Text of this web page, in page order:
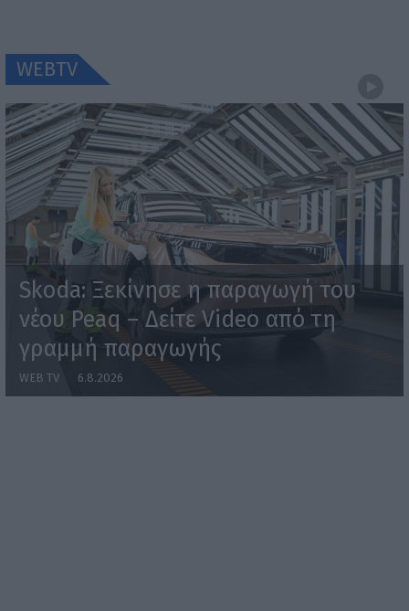
WEBTV
Skoda: Ξεκίνησε η παραγωγή του
νέου Peaq – Δείτε Video από τη
γραμμή παραγωγής
WEB TV 6.8.2026